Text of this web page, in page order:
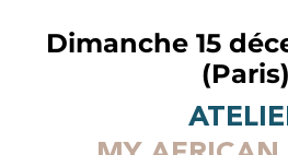
Dimanche 15
(Paris)